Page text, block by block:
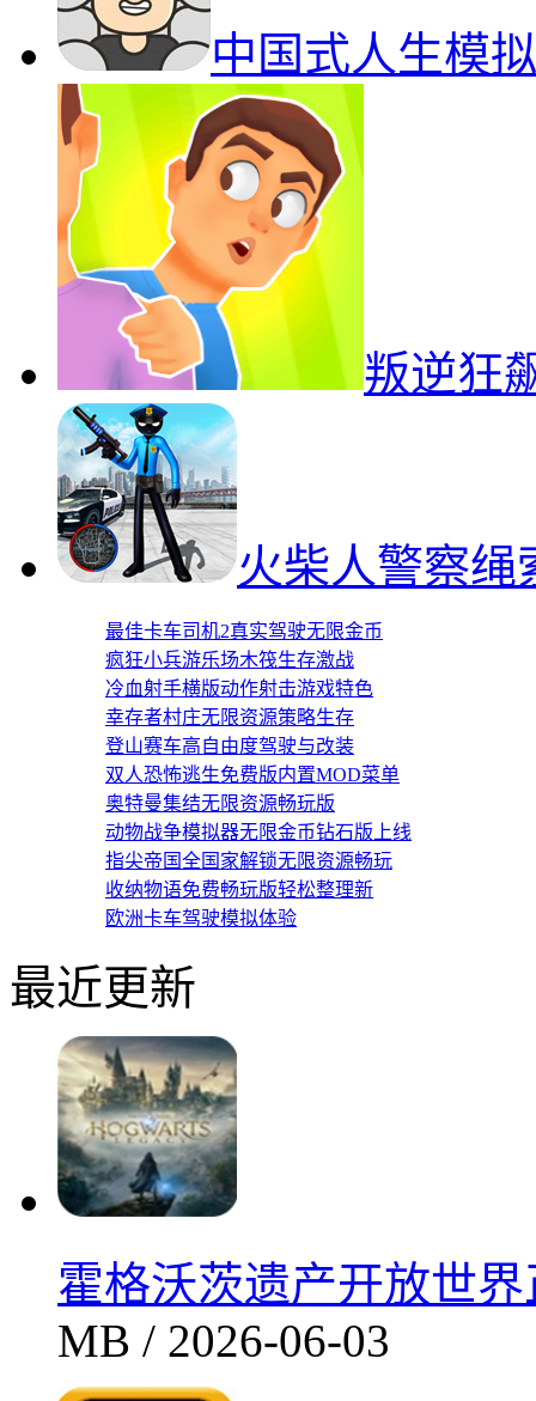
中国式人生模
叛逆狂
火柴人警察绳
最佳卡车司机2真实驾驶无限金币
疯狂小兵游乐场木筏生存激战
冷血射手横版动作射击游戏特色
幸存者村庄无限资源策略生存
登山赛车高自由度驾驶与改装
双人恐怖逃生免费版内置MOD菜单
奥特曼集结无限资源畅玩版
动物战争模拟器无限金币钻石版上线
指尖帝国全国家解锁无限资源畅玩
收纳物语免费畅玩版轻松整理新
欧洲卡车驾驶模拟体验
最近更新
霍格沃茨遗产开放世
MB / 2026-06-03